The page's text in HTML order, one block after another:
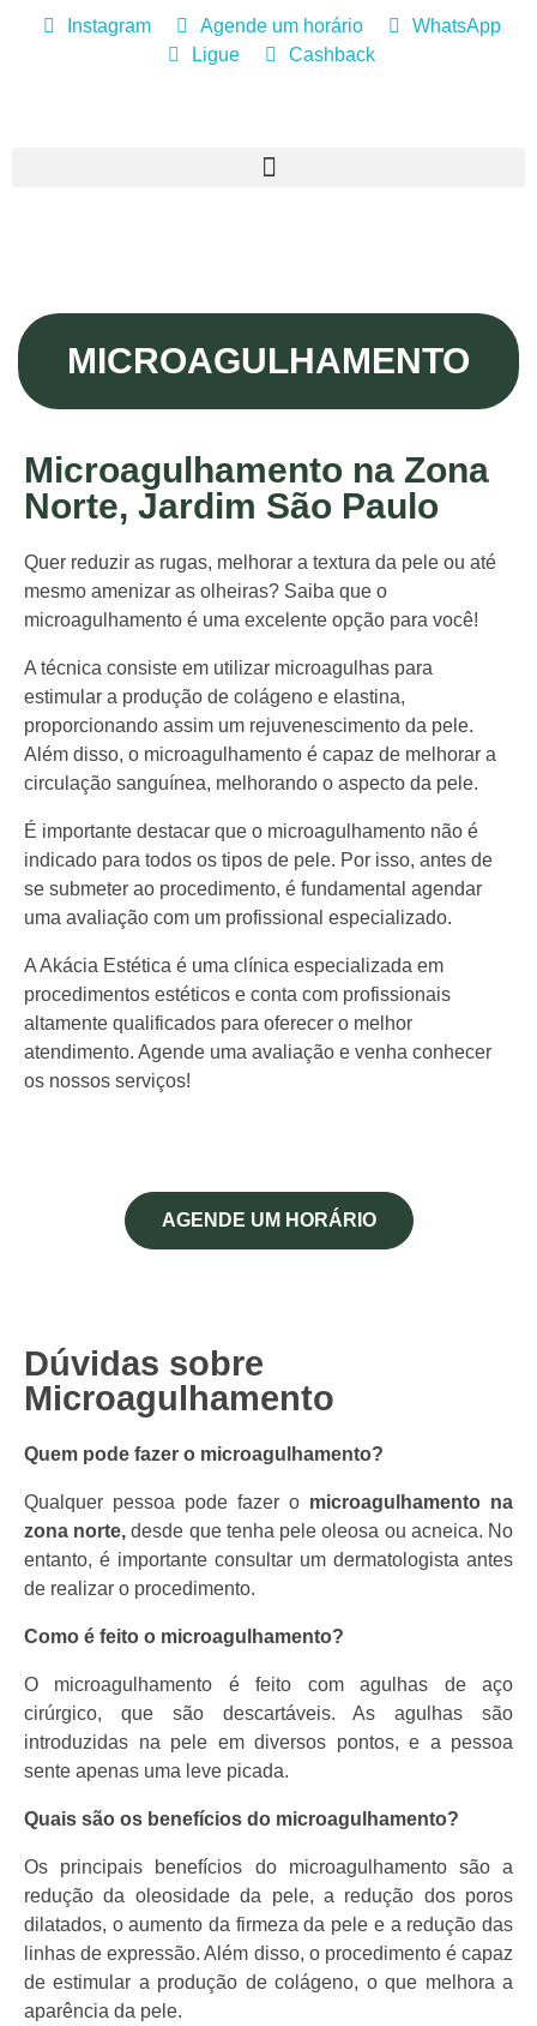
Instagram Agende um horário
WhatsApp
Ligue
Cashback
MICROAGULHAMENTO
Microagulhamento na Zona
Norte, Jardim São Paulo
Quer reduzir as rugas, melhorar a textura da pele ou até
mesmo amenizar as olheiras? Saiba que o
microagulhamento é uma excelente opção para você!
A técnica consiste em utilizar microagulhas para
estimular a produção de colágeno e elastina,
proporcionando assim um rejuvenescimento da pele.
Além disso, o microagulhamento é capaz de melhorar a
circulação sanguínea, melhorando o aspecto da pele.
É importante destacar que o microagulhamento não é
indicado para todos os tipos de pele. Por isso, antes de
se submeter ao procedimento, é fundamental agendar
uma avaliação com um profissional especializado.
A Akácia Estética é uma clínica especializada em
procedimentos estéticos e conta com profissionais
altamente qualificados para oferecer o melhor
atendimento. Agende uma avaliação e venha conhecer
os nossos serviços!
AGENDE UM HORÁRIO
Dúvidas sobre
Microagulhamento
Quem pode fazer o microagulhamento?
Qualquer pessoa pode fazer o microagulhamento na
zona norte, desde que tenha pele oleosa ou acneica. No
entanto, é importante consultar um dermatologista antes
de realizar o procedimento.
Como é feito o microagulhamento?
O microagulhamento é feito com agulhas de aço
cirúrgico, que são descartáveis. As agulhas são
introduzidas na pele em diversos pontos, e a pessoa
sente apenas uma leve picada.
Quais são os benefícios do microagulhamento?
Os principais benefícios do microagulhamento são a
redução da oleosidade da pele, a redução dos poros
dilatados, o aumento da firmeza da pele e a redução das
linhas de expressão. Além disso, o procedimento é capaz
de estimular a produção de colágeno, o que melhora a
aparência da pele.